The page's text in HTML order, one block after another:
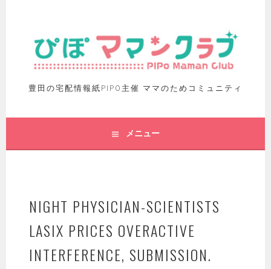
豊田の宅配情報紙PIPO主催 ママのためコミュニティ
メニュー
NIGHT PHYSICIAN-SCIENTISTS
LASIX PRICES OVERACTIVE
INTERFERENCE, SUBMISSION.